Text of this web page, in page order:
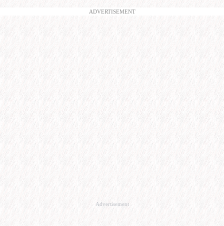
ADVERTISEMENT
Advertisement